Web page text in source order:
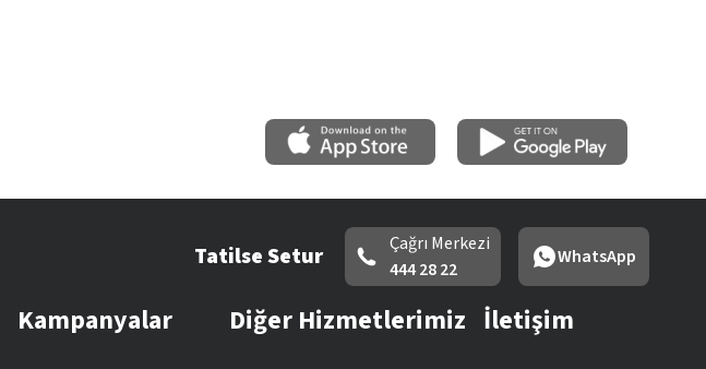
Tatilse Setur
Çağrı Merkezi
444 28 22
WhatsApp
Kampanyalar Diğer Hizmetlerimiz İletişim